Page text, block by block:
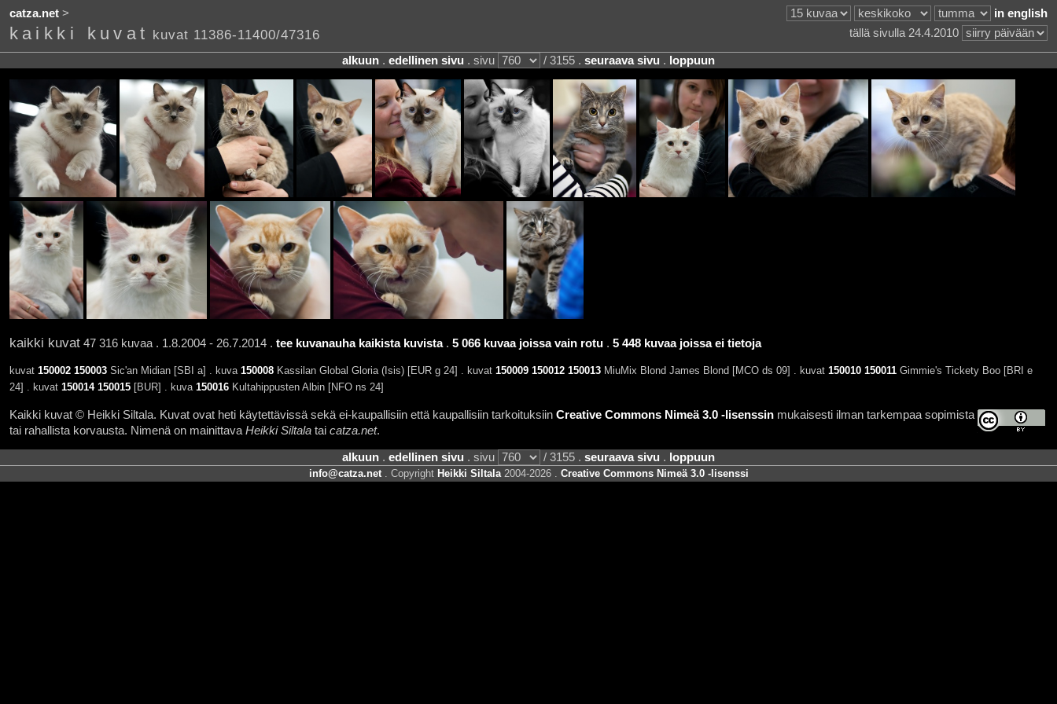
catza.net> in english
kaikki kuvat kuvat 11386-11400/47316 tällä sivulla 24.4.2010
alkuun . edellinen sivu . sivu / 3155 . seuraava sivu . loppuun
kaikki kuvat47 316 kuvaa . 1.8.2004 - 26.7.2014 . tee kuvanauha kaikista kuvista. 5 066 kuvaa joissa vain rotu. 5 448 kuvaa joissa ei tietoja
kuvat 150002 150003Sic'an Midian [SBI a] . kuva 150008Kassilan Global Gloria (Isis) [EUR g 24] . kuvat 150009 150012 150013MiuMix Blond James Blond [MCO ds 09] . kuvat 150010 150011Gimmie's Tickety Boo [BRI e
24] . kuvat 150014 150015[BUR] . kuva 150016Kultahippusten Albin [NFO ns 24]
Kaikki kuvat © Heikki Siltala. Kuvat ovat heti käytettävissä sekä ei-kaupallisiin että kaupallisiin tarkoituksiin Creative Commons Nimeä 3.0 -lisenssinmukaisesti ilman tarkempaa sopimista
tai rahallista korvausta. Nimenä on mainittava Heikki Siltalatai catza.net.
alkuun . edellinen sivu . sivu / 3155 . seuraava sivu . loppuun
info@catza.net. Copyright Heikki Siltala2004-2026 . Creative Commons Nimeä 3.0 -lisenssi